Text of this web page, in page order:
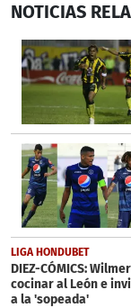
seconds
1
minute,
1
second
NOTICIAS
LIGA HONDUBET
DIEZ-CÓMICS:
cocinar al León e
a la 'sopeada'